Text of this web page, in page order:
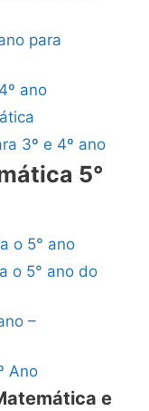
para
ano
3º e 4º ano
5°
o 5° ano
o 5° ano do
–
Ano
e